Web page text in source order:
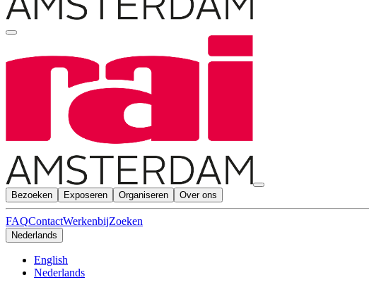
Bezoeken Exposeren Organiseren Over ons
FAQContactWerkenbijZoeken
Nederlands
English
Nederlands